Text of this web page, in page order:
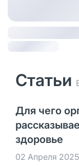
Статьи
Для чего
здоровье
02 Апреля 2025